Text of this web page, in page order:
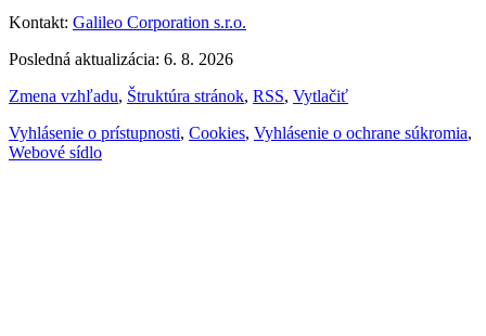
Kontakt: Galileo Corporation s.r.o.
Posledná aktualizácia: 6. 8. 2026
Zmena vzhľadu, Štruktúra stránok, RSS, Vytlačiť
Vyhlásenie o prístupnosti, Cookies, Vyhlásenie o ochrane súkromia,
Webové sídlo